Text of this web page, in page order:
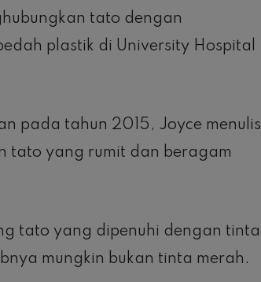
tato dengan
plastik di University Hospital
pada tahun 2015, Joyce menulis
tato yang rumit dan beragam
tato yang dipenuhi dengan tinta
mungkin bukan tinta merah.